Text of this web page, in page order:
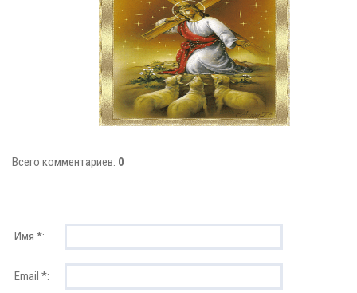
Всего комментариев: 0
Имя *:
Email *: